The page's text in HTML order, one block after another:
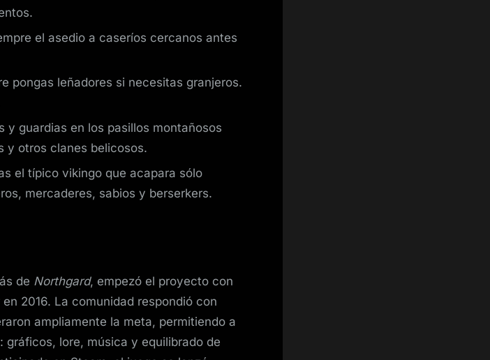
el asedio a caseríos cercanos antes
pongas leñadores si necesitas granjeros.
y guardias en los pasillos montañosos
y otros clanes belicosos.
el típico vikingo que acapara sólo
mercaderes, sabios y berserkers.
de Northgard, empezó el proyecto con
2016. La comunidad respondió con
ampliamente la meta, permitiendo a
gráficos, lore, música y equilibrado de